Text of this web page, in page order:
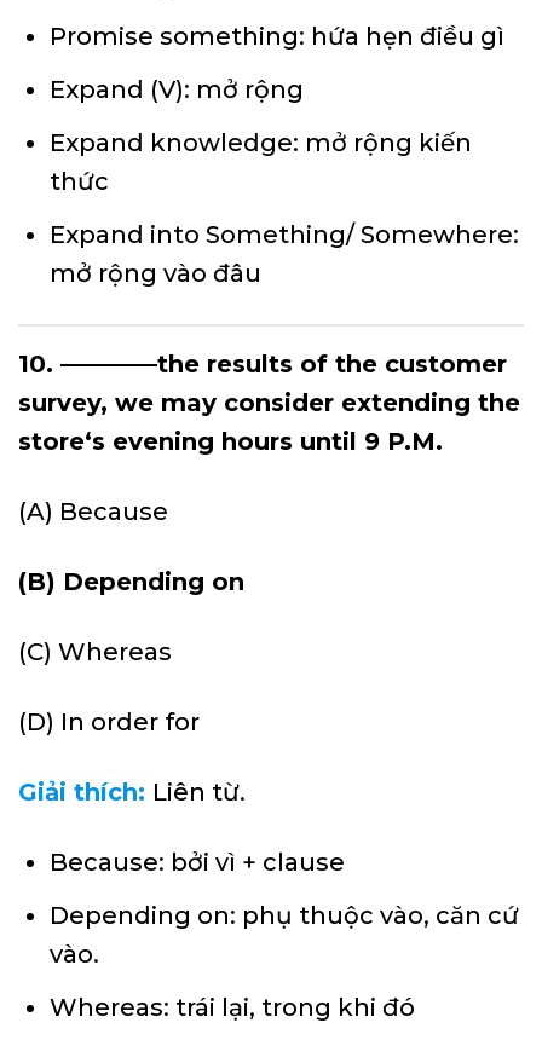
Promise something: hứa hẹn điều gì
Expand (V): mở rộng
Expand knowledge: mở rộng kiến
thức
Expand into Something/ Somewhere:
mở rộng vào đâu
10. ————the results of the customer
survey, we may consider extending the
store‘s evening hours until 9 P.M.
(A) Because
(B) Depending on
(C) Whereas
(D) In order for
Giải thích: Liên từ.
Because: bởi vì + clause
Depending on: phụ thuộc vào, căn cứ
vào.
Whereas: trái lại, trong khi đó